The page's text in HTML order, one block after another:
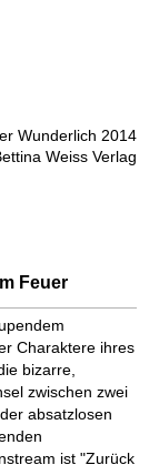
Wunderlich 2014
Weiss Verlag
Feuer
Charaktere ihres
bizarre,
zwischen zwei
absatzlosen
ist "Zurück